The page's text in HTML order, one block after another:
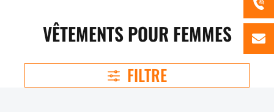
VÊTEMENTS POUR FEMMES
FILTRE